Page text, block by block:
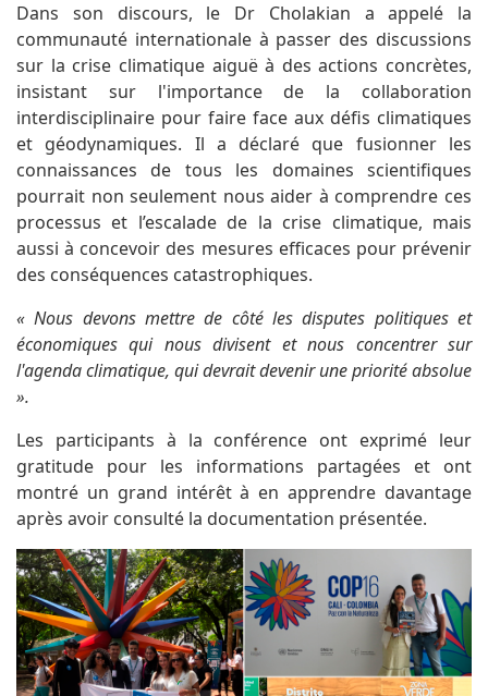
Dans son discours, le Dr Cholakian a appelé la
communauté internationale à passer des discussions
sur la crise climatique aiguë à des actions concrètes,
insistant sur l'importance de la collaboration
interdisciplinaire pour faire face aux défis climatiques
et géodynamiques. Il a déclaré que fusionner les
connaissances de tous les domaines scientifiques
pourrait non seulement nous aider à comprendre ces
processus et l’escalade de la crise climatique, mais
aussi à concevoir des mesures efficaces pour prévenir
des conséquences catastrophiques.
« Nous devons mettre de côté les disputes politiques et
économiques qui nous divisent et nous concentrer sur
l'agenda climatique, qui devrait devenir une priorité absolue
».
Les participants à la conférence ont exprimé leur
gratitude pour les informations partagées et ont
montré un grand intérêt à en apprendre davantage
après avoir consulté la documentation présentée.